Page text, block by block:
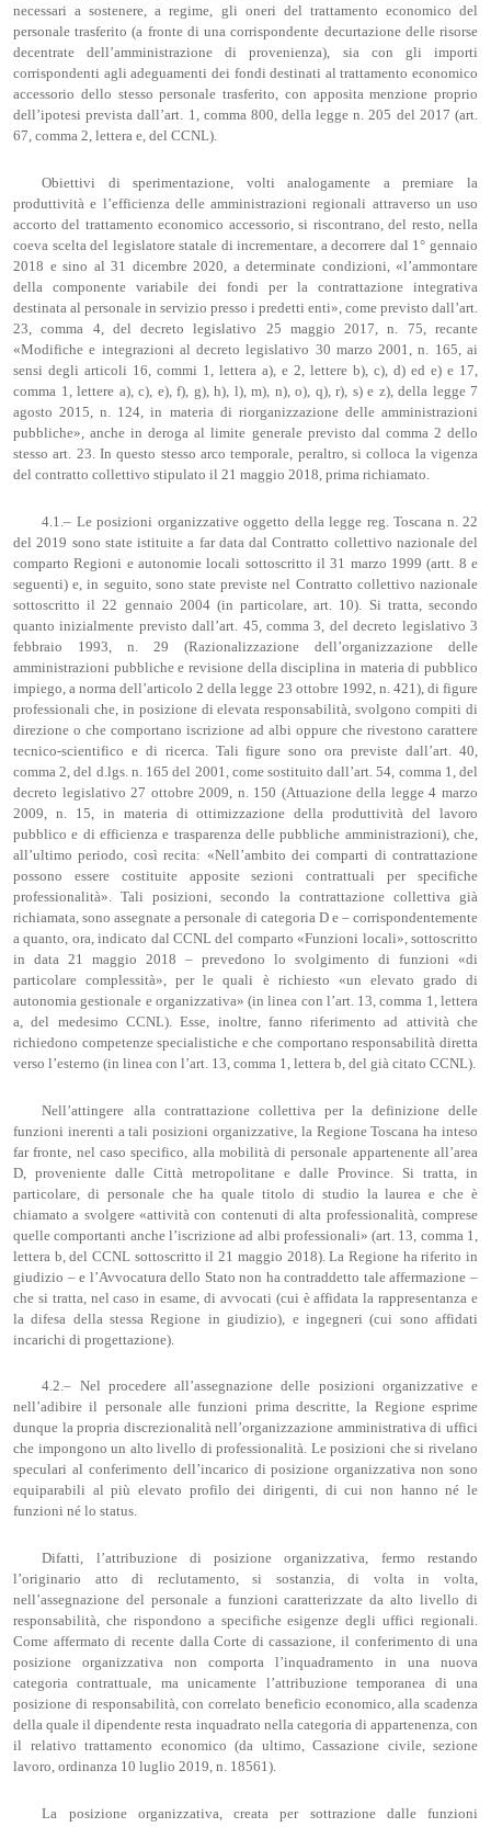
necessari a sostenere, a regime, gli oneri del trattamento economico del
personale trasferito (a fronte di una corrispondente decurtazione delle risorse
decentrate dell’amministrazione di provenienza), sia con gli importi
corrispondenti agli adeguamenti dei fondi destinati al trattamento economico
accessorio dello stesso personale trasferito, con apposita menzione proprio
dell’ipotesi prevista dall’art. 1, comma 800, della legge n. 205 del 2017 (art.
67, comma 2, lettera e, del CCNL).
Obiettivi di sperimentazione, volti analogamente a premiare la
produttività e l’efficienza delle amministrazioni regionali attraverso un uso
accorto del trattamento economico accessorio, si riscontrano, del resto, nella
coeva scelta del legislatore statale di incrementare, a decorrere dal 1° gennaio
2018 e sino al 31 dicembre 2020, a determinate condizioni, «l’ammontare
della componente variabile dei fondi per la contrattazione integrativa
destinata al personale in servizio presso i predetti enti», come previsto dall’art.
23, comma 4, del decreto legislativo 25 maggio 2017, n. 75, recante
«Modifiche e integrazioni al decreto legislativo 30 marzo 2001, n. 165, ai
sensi degli articoli 16, commi 1, lettera a), e 2, lettere b), c), d) ed e) e 17,
comma 1, lettere a), c), e), f), g), h), l), m), n), o), q), r), s) e z), della legge 7
agosto 2015, n. 124, in materia di riorganizzazione delle amministrazioni
pubbliche», anche in deroga al limite generale previsto dal comma 2 dello
stesso art. 23. In questo stesso arco temporale, peraltro, si colloca la vigenza
del contratto collettivo stipulato il 21 maggio 2018, prima richiamato.
4.1.– Le posizioni organizzative oggetto della legge reg. Toscana n. 22
del 2019 sono state istituite a far data dal Contratto collettivo nazionale del
comparto Regioni e autonomie locali sottoscritto il 31 marzo 1999 (artt. 8 e
seguenti) e, in seguito, sono state previste nel Contratto collettivo nazionale
sottoscritto il 22 gennaio 2004 (in particolare, art. 10). Si tratta, secondo
quanto inizialmente previsto dall’art. 45, comma 3, del decreto legislativo 3
febbraio 1993, n. 29 (Razionalizzazione dell’organizzazione delle
amministrazioni pubbliche e revisione della disciplina in materia di pubblico
impiego, a norma dell’articolo 2 della legge 23 ottobre 1992, n. 421), di figure
professionali che, in posizione di elevata responsabilità, svolgono compiti di
direzione o che comportano iscrizione ad albi oppure che rivestono carattere
tecnico-scientifico e di ricerca. Tali figure sono ora previste dall’art. 40,
comma 2, del d.lgs. n. 165 del 2001, come sostituito dall’art. 54, comma 1, del
decreto legislativo 27 ottobre 2009, n. 150 (Attuazione della legge 4 marzo
2009, n. 15, in materia di ottimizzazione della produttività del lavoro
pubblico e di efficienza e trasparenza delle pubbliche amministrazioni), che,
all’ultimo periodo, così recita: «Nell’ambito dei comparti di contrattazione
possono essere costituite apposite sezioni contrattuali per specifiche
professionalità». Tali posizioni, secondo la contrattazione collettiva già
richiamata, sono assegnate a personale di categoria D e – corrispondentemente
a quanto, ora, indicato dal CCNL del comparto «Funzioni locali», sottoscritto
in data 21 maggio 2018 – prevedono lo svolgimento di funzioni «di
particolare complessità», per le quali è richiesto «un elevato grado di
autonomia gestionale e organizzativa» (in linea con l’art. 13, comma 1, lettera
a, del medesimo CCNL). Esse, inoltre, fanno riferimento ad attività che
richiedono competenze specialistiche e che comportano responsabilità diretta
verso l’esterno (in linea con l’art. 13, comma 1, lettera b, del già citato CCNL).
Nell’attingere alla contrattazione collettiva per la definizione delle
funzioni inerenti a tali posizioni organizzative, la Regione Toscana ha inteso
far fronte, nel caso specifico, alla mobilità di personale appartenente all’area
D, proveniente dalle Città metropolitane e dalle Province. Si tratta, in
particolare, di personale che ha quale titolo di studio la laurea e che è
chiamato a svolgere «attività con contenuti di alta professionalità, comprese
quelle comportanti anche l’iscrizione ad albi professionali» (art. 13, comma 1,
lettera b, del CCNL sottoscritto il 21 maggio 2018). La Regione ha riferito in
giudizio – e l’Avvocatura dello Stato non ha contraddetto tale affermazione –
che si tratta, nel caso in esame, di avvocati (cui è affidata la rappresentanza e
la difesa della stessa Regione in giudizio), e ingegneri (cui sono affidati
incarichi di progettazione).
4.2.– Nel procedere all’assegnazione delle posizioni organizzative e
nell’adibire il personale alle funzioni prima descritte, la Regione esprime
dunque la propria discrezionalità nell’organizzazione amministrativa di uffici
che impongono un alto livello di professionalità. Le posizioni che si rivelano
speculari al conferimento dell’incarico di posizione organizzativa non sono
equiparabili al più elevato profilo dei dirigenti, di cui non hanno né le
funzioni né lo status.
Difatti, l’attribuzione di posizione organizzativa, fermo restando
l’originario atto di reclutamento, si sostanzia, di volta in volta,
nell’assegnazione del personale a funzioni caratterizzate da alto livello di
responsabilità, che rispondono a specifiche esigenze degli uffici regionali.
Come affermato di recente dalla Corte di cassazione, il conferimento di una
posizione organizzativa non comporta l’inquadramento in una nuova
categoria contrattuale, ma unicamente l’attribuzione temporanea di una
posizione di responsabilità, con correlato beneficio economico, alla scadenza
della quale il dipendente resta inquadrato nella categoria di appartenenza, con
il relativo trattamento economico (da ultimo, Cassazione civile, sezione
lavoro, ordinanza 10 luglio 2019, n. 18561).
La posizione organizzativa, creata per sottrazione dalle funzioni